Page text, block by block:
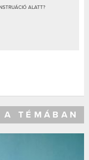
ALATT?
TÉMÁBAN